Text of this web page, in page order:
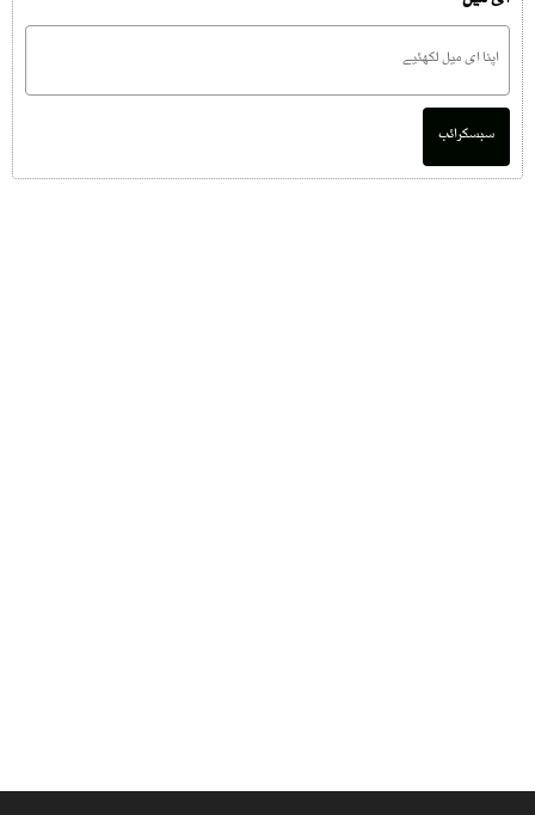
سبسکرائب